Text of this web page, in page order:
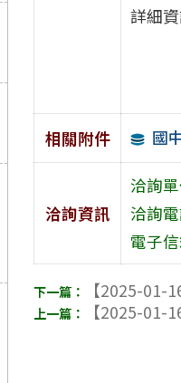
詳細
相關附件 國
洽詢資訊
洽詢單
洽詢電
電子信
【2025-01-
【2025-01-